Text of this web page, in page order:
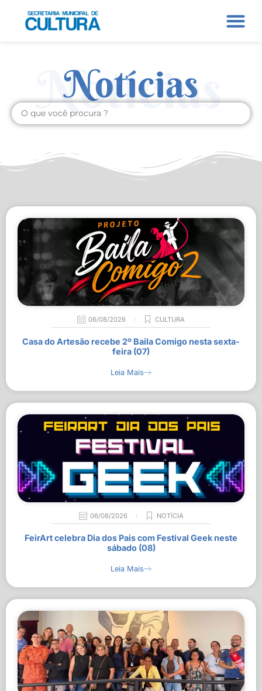
Notícias
Notícias
06/08/2026 CULTURA
Casa do Artesão recebe 2º Baila Comigo nesta sexta-
feira (07)
Leia Mais
06/08/2026 NOTÍCIA
FeirArt celebra Dia dos Pais com Festival Geek neste
sábado (08)
Leia Mais